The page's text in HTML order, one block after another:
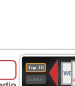
Top 10
Zuletzt
4